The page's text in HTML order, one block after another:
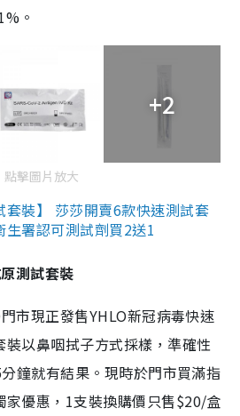
。
+2
點擊圖片放大
套裝】 莎莎開賣6款快速測試套
署認可測試劑買2送1
測試套裝
市現正發售YHLO新冠病毒快速
以鼻咽拭子方式採樣，準確性
鐘就有結果。現時於門市買滿指
家優惠，1支裝換購價只售$20/盒